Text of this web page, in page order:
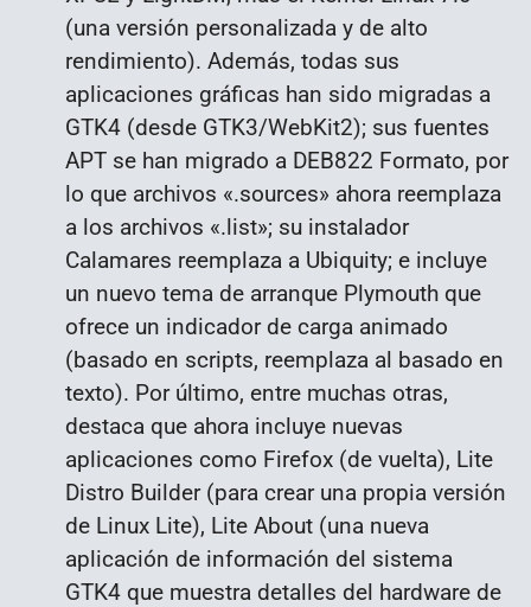
(una versión personalizada y de alto
rendimiento). Además, todas sus
aplicaciones gráficas han sido migradas a
GTK4 (desde GTK3/WebKit2); sus fuentes
APT se han migrado a DEB822 Formato, por
lo que archivos «.sources» ahora reemplaza
a los archivos «.list»; su instalador
Calamares reemplaza a Ubiquity; e incluye
un nuevo tema de arranque Plymouth que
ofrece un indicador de carga animado
(basado en scripts, reemplaza al basado en
texto). Por último, entre muchas otras,
destaca que ahora incluye nuevas
aplicaciones como Firefox (de vuelta), Lite
Distro Builder (para crear una propia versión
de Linux Lite), Lite About (una nueva
aplicación de información del sistema
GTK4 que muestra detalles del hardware de